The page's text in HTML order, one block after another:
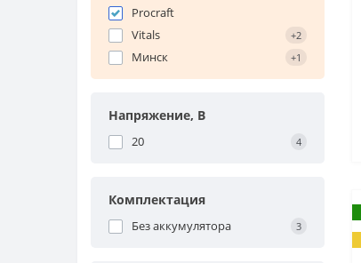
Procraft
Vitals
+2
Минск +1
Напряжение, В
20 4
Комплектация
Без аккумулятора 3